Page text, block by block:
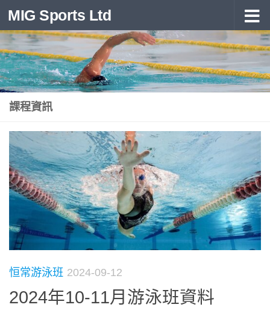
Skip to content
MIG Sports Ltd
課程資訊
恒常游泳班 2024-09-12
2024年10-11月游泳班資料